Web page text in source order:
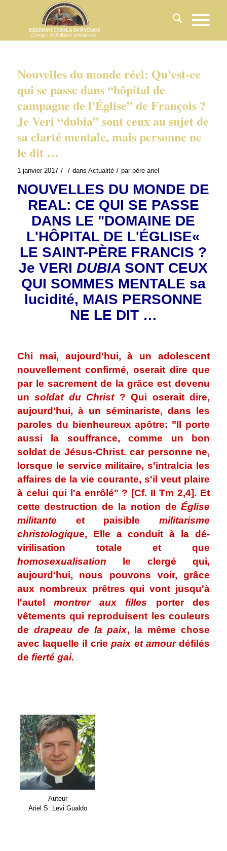
Nouvelles du monde réel: Qu'est-ce
qui se passe dans “hôpital de
campagne de l'Église” de François ?
Je Veri “dubia” sont ceux au sujet de
sa clarté mentale, mais personne ne
le dit …
1 janvier 2017 / / dans Actualité / par père ariel
NOUVELLES DU MONDE DE
REAL: CE QUI SE PASSE
DANS LE "DOMAINE DE
L'HÔPITAL DE L'ÉGLISE«
LE SAINT-PÈRE FRANCIS ?
Je VERIDUBIA SONT CEUX
QUI SOMMES MENTALE sa
lucidité, MAIS PERSONNE
NE LE DIT …
Chi mai, aujourd'hui, à un adolescent
nouvellement confirmé, oserait dire que
par le sacrement de la grâce est devenu
unsoldat du Christ ? Qui oserait dire,
aujourd'hui, à un séminariste, dans les
paroles du bienheureux apôtre: "Il porte
aussi la souffrance, comme un bon
soldat de Jésus-Christ. car personne ne,
lorsque le service militaire, s'intralcia les
affaires de la vie courante, s'il veut plaire
à celui qui l'a enrôlé" ? [Cf. II Tm 2,4]. Et
cette destruction de la notion deÉglise
militante et paisiblemilitarisme
christologique, Elle a conduit à la dé-
virilisation totale et que
homosexualisation le clergé qui,
aujourd'hui, nous pouvons voir, grâce
aux nombreux prêtres qui vont jusqu'à
l'autelmontrer aux filles porter des
vêtements qui reproduisent les couleurs
de drapeau de la paix, la même chose
avec laquelle il criepaix et amourdéfilés
de fierté gai.
Auteur
Ariel S. Levi Gualdo